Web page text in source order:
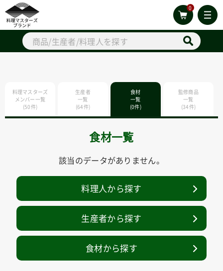
0
料理人から探す
生産者から探す
食材から探す
料理マスターズ
メンバー一覧
(50件)
生産者
一覧
(64件)
食材
一覧
(0件)
監修商品
一覧
(34件)
食材一覧
該当のデータがありません。